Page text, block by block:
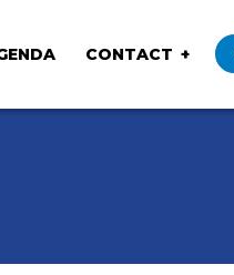
CONTACT